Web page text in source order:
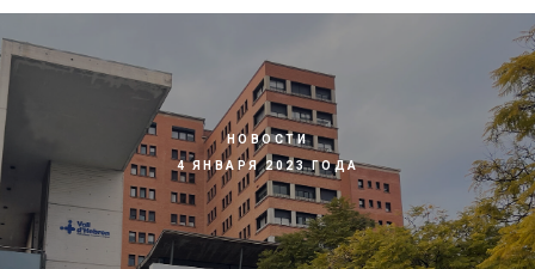
НОВОСТИ
4 ЯНВАРЯ 2023 ГОДА